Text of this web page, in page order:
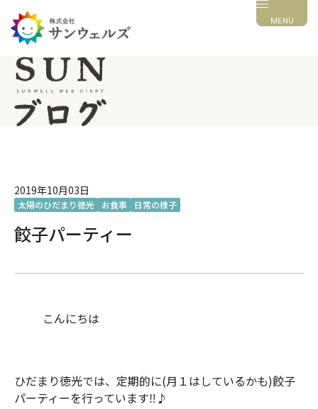
MENU
2019年10月03日
太陽のひだまり徳光 お食事 日常の様子
餃子パーティー
こんにちは
ひだまり徳光では、定期的に(月１はしているかも)餃子
パーティーを行っています‼️♪